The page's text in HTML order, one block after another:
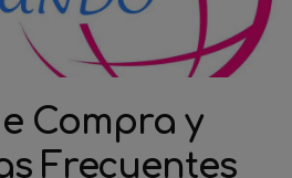
Compra y
Frecuentes